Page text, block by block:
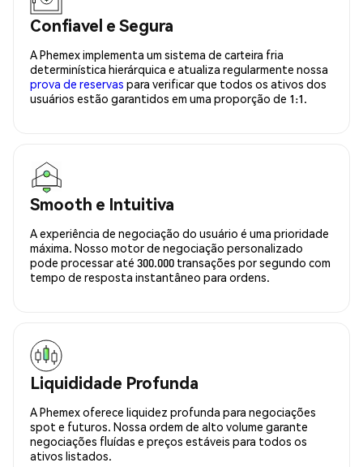
Confiavel e Segura
A Phemex implementa um sistema de carteira fria
determinística hierárquica e atualiza regularmente nossa
prova de reservas para verificar que todos os ativos dos
usuários estão garantidos em uma proporção de 1:1.
Smooth e Intuitiva
A experiência de negociação do usuário é uma prioridade
máxima. Nosso motor de negociação personalizado
pode processar até 300.000 transações por segundo com
tempo de resposta instantâneo para ordens.
Liquididade Profunda
A Phemex oferece liquidez profunda para negociações
spot e futuros. Nossa ordem de alto volume garante
negociações fluídas e preços estáveis para todos os
ativos listados.